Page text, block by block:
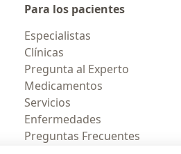
Para los pacientes
Especialistas
Clínicas
Pregunta al Experto
Medicamentos
Servicios
Enfermedades
Preguntas Frecuentes